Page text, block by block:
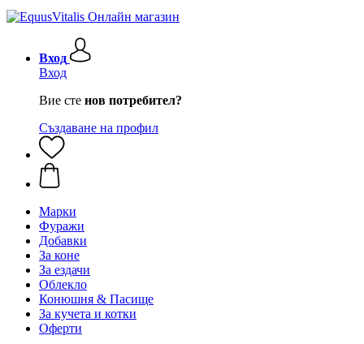
Вход
Вход
Вие сте нов потребител?
Създаване на профил
Марки
Фуражи
Добавки
За коне
За ездачи
Облекло
Конюшня & Пасище
За кучета и котки
Оферти